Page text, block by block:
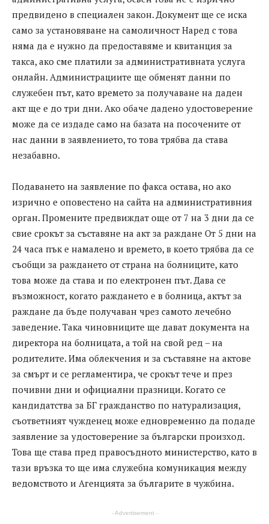
предвидено в специален закон. Документ ще се иска
само за установяване на самоличност Наред с това
няма да е нужно да предоставяме и квитанция за
такса, ако сме платили за административната услуга
онлайн. Администрациите ще обменят данни по
служебен път, като времето за получаване на даден
акт ще е до три дни. Ако обаче дадено удостоверение
може да се издаде само на базата на посочените от
нас данни в заявлението, то това трябва да става
незабавно.
Подаването на заявление по факса остава, но ако
изрично е оповестено на сайта на административния
орган. Промените предвиждат още от 7 на 3 дни да се
свие срокът за съставяне на акт за раждане От 5 дни на
24 часа пък е намалено и времето, в което трябва да се
съобщи за раждането от страна на болниците, като
това може да става и по електронен път. Дава се
възможност, когато раждането е в болница, актът за
раждане да бъде получаван чрез самото лечебно
заведение. Така чиновниците ще дават документа на
директора на болницата, а той на свой ред – на
родителите. Има облекчения и за съставяне на актове
за смърт и се регламентира, че срокът тече и през
почивни дни и официални празници. Когато се
кандидатства за БГ гражданство по натурализация,
съответният чужденец може едновременно да подаде
заявление за удостоверение за български произход.
Това ще става пред правосъдното министерство, като в
тази връзка то ще има служебна комуникация между
ведомството и Агенцията за българите в чужбина.
- Advertisement -